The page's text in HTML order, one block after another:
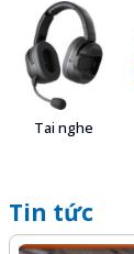
Tai nghe
Tin tức